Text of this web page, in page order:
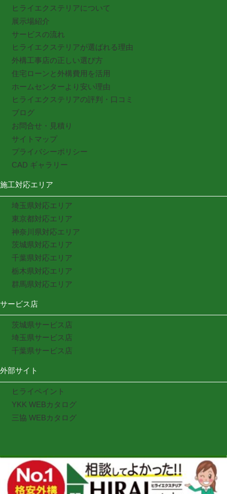
ヒライエクステリアについて
展示場紹介
サービスの流れ
ヒライエクステリアが選ばれる理由
外構工事店の正しい選び方
住宅ローンと外構費用を活用
ホームセンターより安い理由
ヒライエクステリアの評判・口コミ
ブログ
お問合せ・見積り
サイトマップ
プライバシーポリシー
CAD ギャラリー
施工対応エリア
埼玉県対応エリア
東京都対応エリア
神奈川県対応エリア
茨城県対応エリア
千葉県対応エリア
栃木県対応エリア
群馬県対応エリア
サービス店
茨城県サービス店
埼玉県サービス店
千葉県サービス店
外部サイト
ヒライペイント
YKK WEBカタログ
三協 WEBカタログ